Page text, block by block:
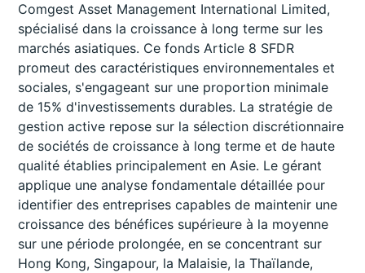
Comgest Asset Management International Limited,
spécialisé dans la croissance à long terme sur les
marchés asiatiques. Ce fonds Article 8 SFDR
promeut des caractéristiques environnementales et
sociales, s'engageant sur une proportion minimale
de 15% d'investissements durables. La stratégie de
gestion active repose sur la sélection discrétionnaire
de sociétés de croissance à long terme et de haute
qualité établies principalement en Asie. Le gérant
applique une analyse fondamentale détaillée pour
identifier des entreprises capables de maintenir une
croissance des bénéfices supérieure à la moyenne
sur une période prolongée, en se concentrant sur
Hong Kong, Singapour, la Malaisie, la Thaïlande,